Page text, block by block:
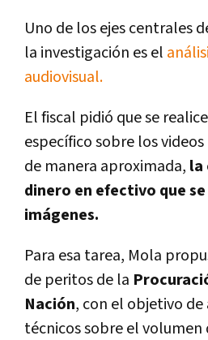
Uno de los ejes centrales
la investigación es el
audiovisual.
El fiscal pidió que se
específico sobre los
de manera aproximada, la
dinero en efectivo que
imágenes.
Para esa tarea, Mola
de peritos de la
Nación, con el objetivo
técnicos sobre el